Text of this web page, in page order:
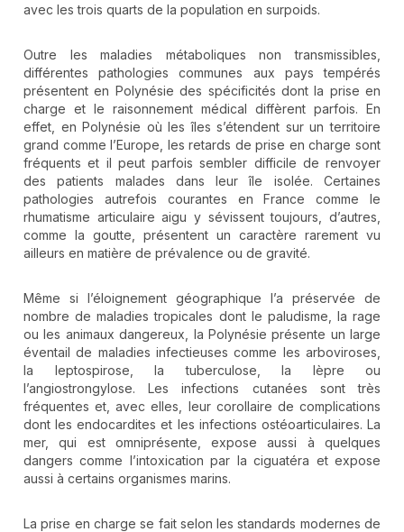
avec les trois quarts de la population en surpoids.
Outre les maladies métaboliques non transmissibles,
différentes pathologies communes aux pays tempérés
présentent en Polynésie des spécificités dont la prise en
charge et le raisonnement médical diffèrent parfois. En
effet, en Polynésie où les îles s’étendent sur un territoire
grand comme l’Europe, les retards de prise en charge sont
fréquents et il peut parfois sembler difficile de renvoyer
des patients malades dans leur île isolée. Certaines
pathologies autrefois courantes en France comme le
rhumatisme articulaire aigu y sévissent toujours, d’autres,
comme la goutte, présentent un caractère rarement vu
ailleurs en matière de prévalence ou de gravité.
Même si l’éloignement géographique l’a préservée de
nombre de maladies tropicales dont le paludisme, la rage
ou les animaux dangereux, la Polynésie présente un large
éventail de maladies infectieuses comme les arboviroses,
la leptospirose, la tuberculose, la lèpre ou
l’angiostrongylose. Les infections cutanées sont très
fréquentes et, avec elles, leur corollaire de complications
dont les endocardites et les infections ostéoarticulaires. La
mer, qui est omniprésente, expose aussi à quelques
dangers comme l’intoxication par la ciguatéra et expose
aussi à certains organismes marins.
La prise en charge se fait selon les standards modernes de